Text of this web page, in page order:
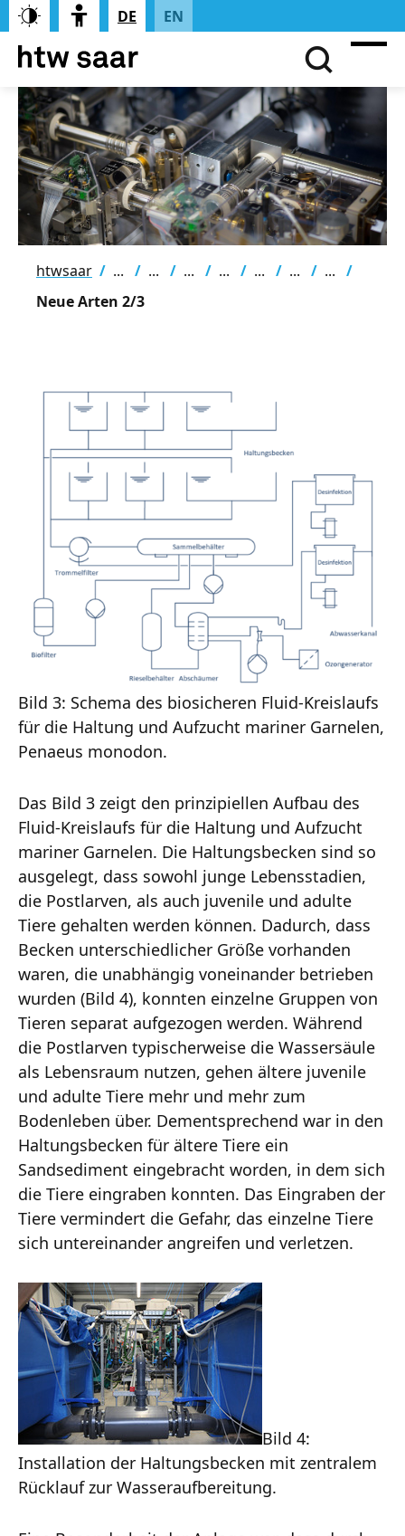
DE EN
htwsaar
Neue Arten 2/3
Bild 3: Schema des biosicheren Fluid-Kreislaufs
für die Haltung und Aufzucht mariner Garnelen,
Penaeus monodon.
Das Bild 3 zeigt den prinzipiellen Aufbau des
Fluid-Kreislaufs für die Haltung und Aufzucht
mariner Garnelen. Die Haltungsbecken sind so
ausgelegt, dass sowohl junge Lebensstadien,
die Postlarven, als auch juvenile und adulte
Tiere gehalten werden können. Dadurch, dass
Becken unterschiedlicher Größe vorhanden
waren, die unabhängig voneinander betrieben
wurden (Bild 4), konnten einzelne Gruppen von
Tieren separat aufgezogen werden. Während
die Postlarven typischerweise die Wassersäule
als Lebensraum nutzen, gehen ältere juvenile
und adulte Tiere mehr und mehr zum
Bodenleben über. Dementsprechend war in den
Haltungsbecken für ältere Tiere ein
Sandsediment eingebracht worden, in dem sich
die Tiere eingraben konnten. Das Eingraben der
Tiere vermindert die Gefahr, das einzelne Tiere
sich untereinander angreifen und verletzen.
Bild 4:
Installation der Haltungsbecken mit zentralem
Rücklauf zur Wasseraufbereitung.